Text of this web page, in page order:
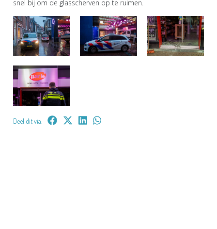
snel bij om de glasscherven op te ruimen.
Deel dit via: